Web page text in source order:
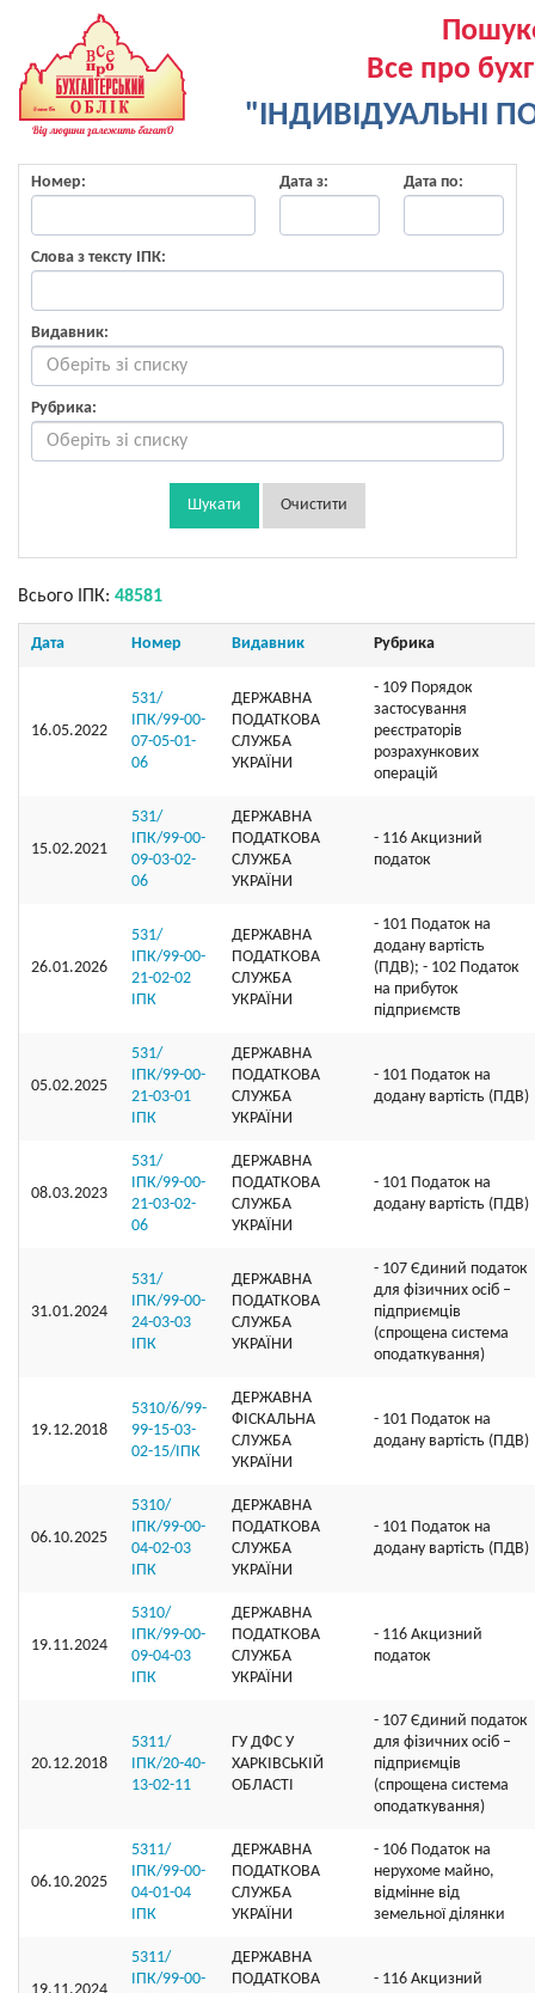
Все про
"ІНДИВІДУАЛЬНІ
Номер: Дата з: Дата по:
Слова з тексту ІПК:
Видавник:
Рубрика:
Шукати Очистити
Всього ІПК: 48581
Дата Номер Видавник Рубрика
16.05.2022
531/
ІПК/99-00-
07-05-01-
06
ДЕРЖАВНА
ПОДАТКОВА
СЛУЖБА
УКРАЇНИ
- 109 Порядок
застосування
реєстраторів
розрахункових
операцій
15.02.2021
531/
ІПК/99-00-
09-03-02-
06
ДЕРЖАВНА
ПОДАТКОВА
СЛУЖБА
УКРАЇНИ
- 116 Акцизний
податок
26.01.2026
531/
ІПК/99-00-
21-02-02
ІПК
ДЕРЖАВНА
ПОДАТКОВА
СЛУЖБА
УКРАЇНИ
- 101 Податок на
додану вартість
(ПДВ); - 102 Податок
на прибуток
підприємств
05.02.2025
531/
ІПК/99-00-
21-03-01
ІПК
ДЕРЖАВНА
ПОДАТКОВА
СЛУЖБА
УКРАЇНИ
- 101 Податок на
додану вартість (ПДВ)
08.03.2023
531/
ІПК/99-00-
21-03-02-
06
ДЕРЖАВНА
ПОДАТКОВА
СЛУЖБА
УКРАЇНИ
- 101 Податок на
додану вартість (ПДВ)
31.01.2024
531/
ІПК/99-00-
24-03-03
ІПК
ДЕРЖАВНА
ПОДАТКОВА
СЛУЖБА
УКРАЇНИ
- 107 Єдиний податок
для фізичних осіб –
підприємців
(спрощена система
оподаткування)
19.12.2018
5310/6/99-
99-15-03-
02-15/ІПК
ДЕРЖАВНА
ФІСКАЛЬНА
СЛУЖБА
УКРАЇНИ
- 101 Податок на
додану вартість (ПДВ)
06.10.2025
5310/
ІПК/99-00-
04-02-03
ІПК
ДЕРЖАВНА
ПОДАТКОВА
СЛУЖБА
УКРАЇНИ
- 101 Податок на
додану вартість (ПДВ)
19.11.2024
5310/
ІПК/99-00-
09-04-03
ІПК
ДЕРЖАВНА
ПОДАТКОВА
СЛУЖБА
УКРАЇНИ
- 116 Акцизний
податок
20.12.2018
5311/
ІПК/20-40-
13-02-11
ГУ ДФС У
ХАРКIВСЬКIЙ
ОБЛАСТI
- 107 Єдиний податок
для фізичних осіб –
підприємців
(спрощена система
оподаткування)
06.10.2025
5311/
ІПК/99-00-
04-01-04
ІПК
ДЕРЖАВНА
ПОДАТКОВА
СЛУЖБА
УКРАЇНИ
- 106 Податок на
нерухоме майно,
відмінне від
земельної ділянки
5311/
ІПК/99-00-
ДЕРЖАВНА
ПОДАТКОВА
- 116 Акцизний